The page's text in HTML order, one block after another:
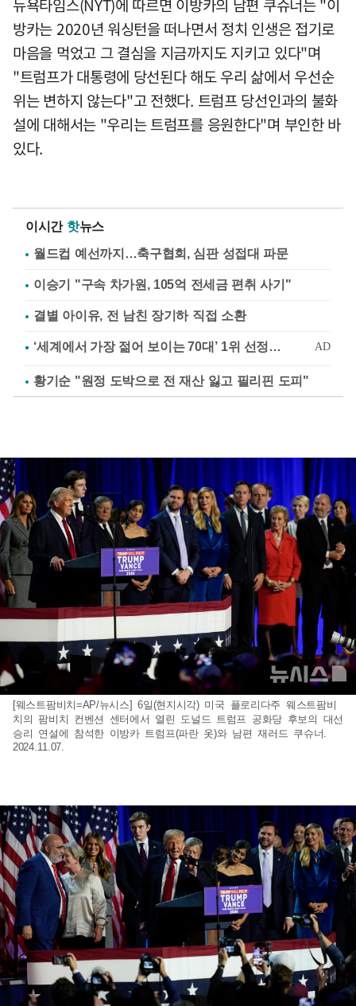
뉴욕타임스(NYT)에 따르면 이방카의 남편 쿠슈너는 "이
방카는 2020년 워싱턴을 떠나면서 정치 인생은 접기로
마음을 먹었고 그 결심을 지금까지도 지키고 있다"며
"트럼프가 대통령에 당선된다 해도 우리 삶에서 우선순
위는 변하지 않는다"고 전했다. 트럼프 당선인과의 불화
설에 대해서는 "우리는 트럼프를 응원한다"며 부인한 바
있다.
이시간 핫뉴스
월드컵 예선까지…축구협회, 심판 성접대 파문
이승기 "구속 차가원, 105억 전세금 편취 사기"
결별 아이유, 전 남친 장기하 직접 소환
황기순 "원정 도박으로 전 재산 잃고 필리핀 도피"
[웨스트팜비치=AP/뉴시스] 6일(현지시각) 미국 플로리다주 웨스트팜비
치의 팜비치 컨벤션 센터에서 열린 도널드 트럼프 공화당 후보의 대선
승리 연설에 참석한 이방카 트럼프(파란 옷)와 남편 재러드 쿠슈너.
2024.11.07.